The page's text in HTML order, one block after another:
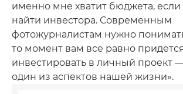
именно мне хватит бюджета, если
найти инвестора. Современным
фотожурналистам нужно
то момент вам все равно придется
инвестировать в личный проект
один из аспектов нашей жизни».